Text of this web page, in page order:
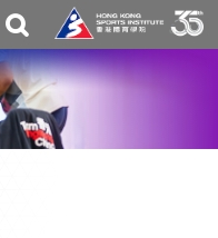
关
搜
寻